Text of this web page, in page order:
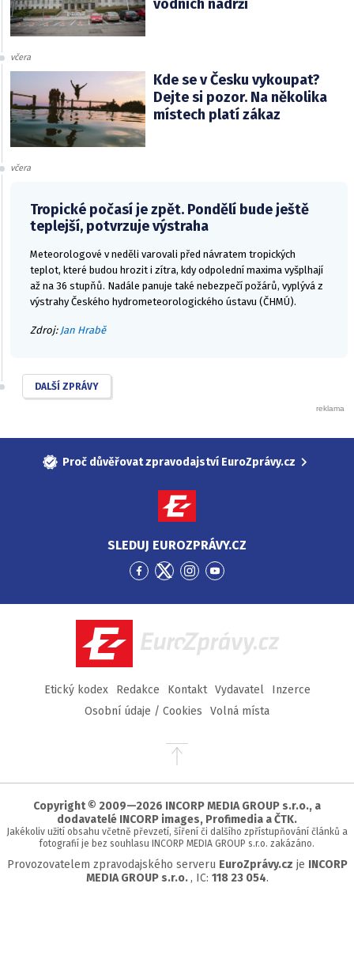
vodních nádrží
včera
Kde se v Česku vykoupat?
Dejte si pozor. Na několika
místech platí zákaz
včera
Tropické počasí je zpět. Pondělí bude ještě
teplejší, potvrzuje výstraha
Meteorologové v neděli varovali před návratem tropických
teplot, které budou hrozit i zítra, kdy odpolední maxima vyšplhají
až na 36 stupňů. Nadále panuje také nebezpečí požárů, vyplývá z
výstrahy Českého hydrometeorologického ústavu (ČHMÚ).
Zdroj: Jan Hrabě
DALŠÍ ZPRÁVY
Proč důvěřovat zpravodajství EuroZprávy.cz
SLEDUJ EUROZPRÁVY.CZ
Přejít
Facebook
Přejít
Twitter
Přejít
Instagram
Přejít
YouTube
EuroZprávy.cz
Etický kodex Redakce Kontakt Vydavatel
Inzerce
Osobní údaje / Cookies
Volná místa
Přejít
stránky
Copyright © 2009—2026 INCORP MEDIA GROUP s.r.o., a
dodavatelé INCORP images, Profimedia a ČTK.
Jakékoliv užití obsahu včetně převzetí, šíření či dalšího zpřístupňování článků a
fotografií je bez souhlasu INCORP MEDIA GROUP s.r.o. zakázáno.
Provozovatelem zpravodajského serveru EuroZprávy.cz je INCORP
MEDIA GROUP s.r.o., IC: 118 23 054.